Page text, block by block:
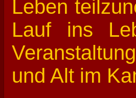
Leben
Lauf ins
und Alt im